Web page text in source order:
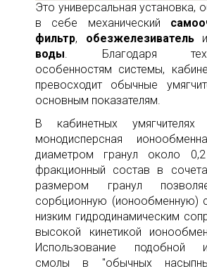
Это универсальная установка,
в себе механический
фильтр, обезжелезиватель
воды. Благодаря
особенностям системы,
превосходит обычные
основным показателям.
В кабинетных умягчителях
монодисперсная
диаметром гранул около
фракционный состав в
размером гранул
сорбционную (ионообменную)
низким гидродинамическим
высокой кинетикой
Использование подобной
смолы в "обычных